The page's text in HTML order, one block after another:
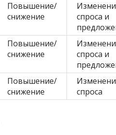
Повышение/
снижение
спроса и
Повышение/
снижение
спроса и
Повышение/
снижение
спроса